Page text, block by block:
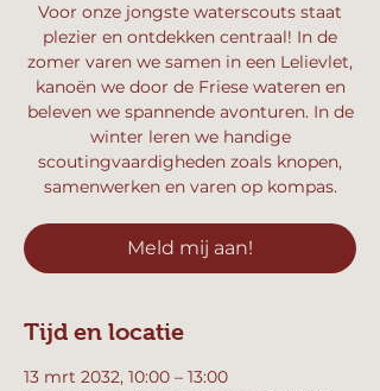
Voor onze jongste waterscouts staat
plezier en ontdekken centraal! In de
zomer varen we samen in een Lelievlet,
kanoën we door de Friese wateren en
beleven we spannende avonturen. In de
winter leren we handige
scoutingvaardigheden zoals knopen,
samenwerken en varen op kompas.
Meld mij aan!
Tijd en locatie
13 mrt 2032, 10:00 – 13:00